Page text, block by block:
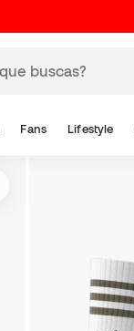
Fans Lifestyle